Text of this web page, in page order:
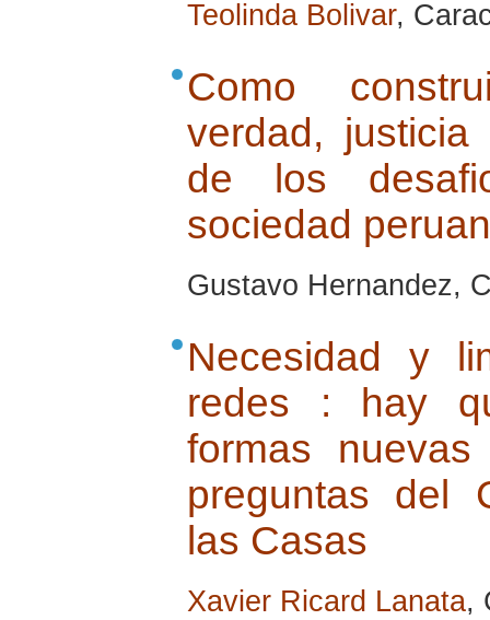
Teolinda Bolivar,
Como
verdad,
de los
sociedad
Gustavo Hernandez,
Necesidad y
redes : hay
formas
preguntas del
las Casas
Xavier Ricard Lanata,